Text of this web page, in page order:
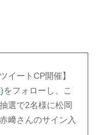
イートCP開催】
)をフォローし、こ
選で2名様に松岡
﨑さんのサイン入